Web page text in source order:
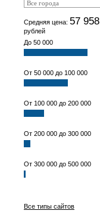
Средняя цена: 57 958
рублей
До 50 000
От 50 000 до 100 000
От 100 000 до 200 000
От 200 000 до 300 000
От 300 000 до 500 000
Все типы сайтов